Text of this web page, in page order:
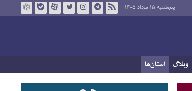
پنجشنبه ۱۵ مرداد ۱۴۰۵
وبلاگ استان‌ها